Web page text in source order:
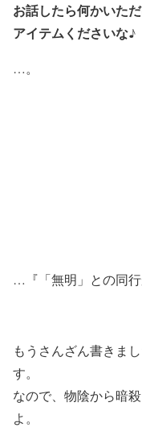
お話したら何かいた
アイテムくださいな♪
…。
…『「無明」との同行
もうさんざん書きま
す。
なので、物陰から暗
よ。